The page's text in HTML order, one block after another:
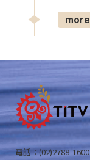
more
電話：(02)2788-1600